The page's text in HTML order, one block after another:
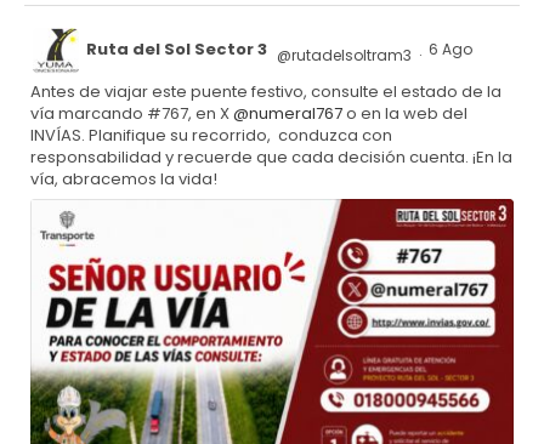
Ruta del Sol Sector 3 @rutadelsoltram3 · 6 Ago
Antes de viajar este puente festivo, consulte el estado de la
vía marcando #767, en X@numeral767o en la web del
INVÍAS. Planifique su recorrido, conduzca con
responsabilidad y recuerde que cada decisión cuenta. ¡En la
vía, abracemos la vida!